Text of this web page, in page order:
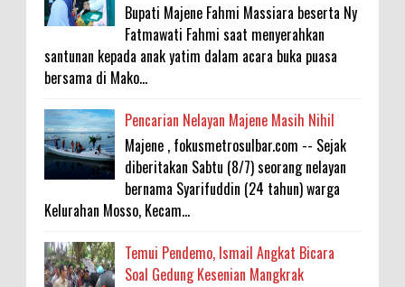
Bupati Majene Fahmi Massiara beserta Ny
Fatmawati Fahmi saat menyerahkan
santunan kepada anak yatim dalam acara buka puasa
bersama di Mako...
Pencarian Nelayan Majene Masih Nihil
Majene , fokusmetrosulbar.com -- Sejak
diberitakan Sabtu (8/7) seorang nelayan
bernama Syarifuddin (24 tahun) warga
Kelurahan Mosso, Kecam...
Temui Pendemo, Ismail Angkat Bicara
Soal Gedung Kesenian Mangkrak